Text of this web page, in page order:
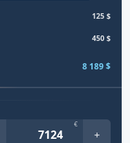
125 $
450 $
8 189 $
€
+